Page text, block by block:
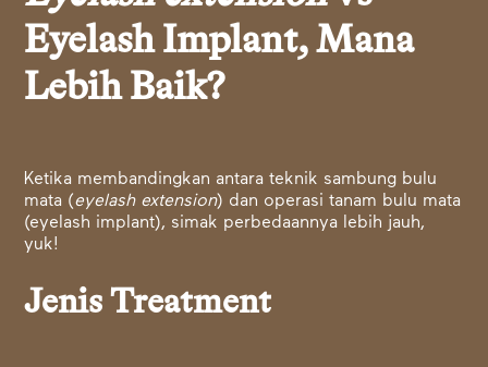
Eyelash Implant, Mana
Lebih Baik?
Ketika membandingkan antara teknik sambung bulu
mata (eyelash extension) dan operasi tanam bulu mata
(eyelash implant), simak perbedaannya lebih jauh,
yuk!
Jenis Treatment